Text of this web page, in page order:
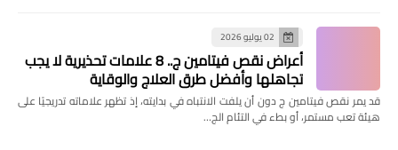
02 يوليو 2026
أعراض نقص فيتامين ج.. 8 علامات تحذيرية لا يجب
تجاهلها وأفضل طرق العلاج والوقاية
قد يمر نقص فيتامين ج دون أن يلفت الانتباه في بدايته، إذ تظهر علاماته تدريجيًا على
هيئة تعب مستمر، أو بطء في التئام الج…